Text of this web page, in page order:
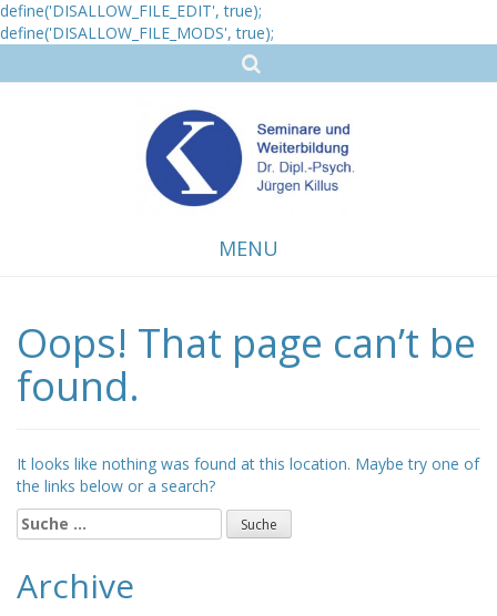
define('DISALLOW_FILE_EDIT', true);
define('DISALLOW_FILE_MODS', true);
MENU
to
content
Oops! That page can’t be
found.
It looks like nothing was found at this location. Maybe try one of
the links below or a search?
Suche
nach:
Archive